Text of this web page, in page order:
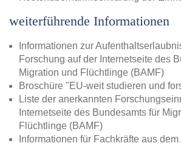
weiterführende Informationen
Informationen zur
Forschung auf der Internetseite des
Migration und Flüchtlinge (BAMF)
Broschüre "EU-weit studieren und
Liste der anerkannten
Internetseite des Bundesamts für
Flüchtlinge (BAMF)
Informationen für Fachkräfte aus